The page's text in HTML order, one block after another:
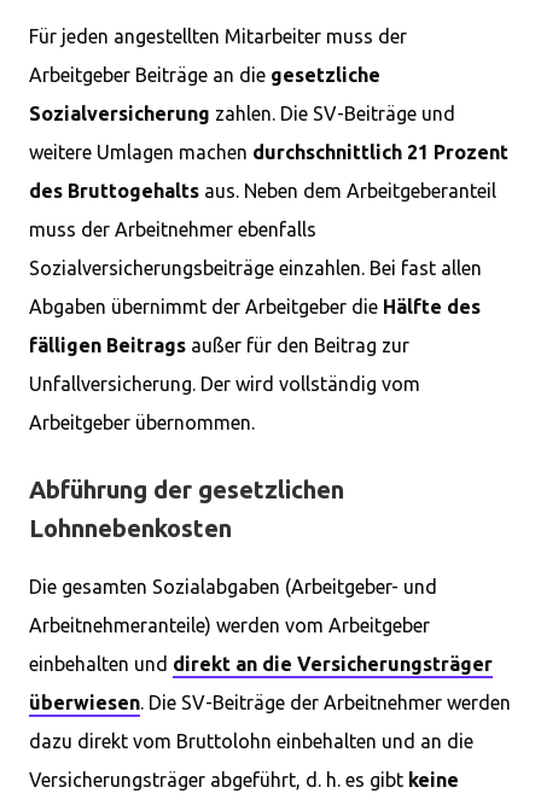
Für jeden angestellten Mitarbeiter muss der
Arbeitgeber Beiträge an die gesetzliche
Sozialversicherung zahlen. Die SV-Beiträge und
weitere Umlagen machen durchschnittlich 21 Prozent
des Bruttogehalts aus. Neben dem Arbeitgeberanteil
muss der Arbeitnehmer ebenfalls
Sozialversicherungsbeiträge einzahlen. Bei fast allen
Abgaben übernimmt der Arbeitgeber die Hälfte des
fälligen Beitrags außer für den Beitrag zur
Unfallversicherung. Der wird vollständig vom
Arbeitgeber übernommen.
Abführung der gesetzlichen
Lohnnebenkosten
Die gesamten Sozialabgaben (Arbeitgeber- und
Arbeitnehmeranteile) werden vom Arbeitgeber
einbehalten und direkt an die Versicherungsträger
überwiesen. Die SV-Beiträge der Arbeitnehmer werden
dazu direkt vom Bruttolohn einbehalten und an die
Versicherungsträger abgeführt, d. h. es gibt keine